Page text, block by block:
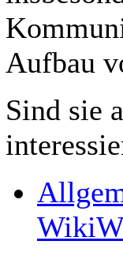
Aufbau
Sind sie